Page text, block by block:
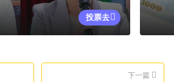
投票去
下一篇